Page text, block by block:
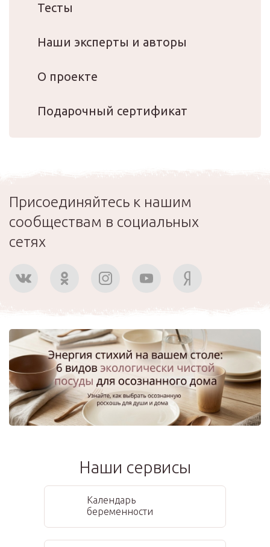
Тесты
Наши эксперты и авторы
О проекте
Подарочный сертификат
Присоединяйтесь к нашим
сообществам в социальных
сетях
Наши сервисы
Календарь
беременности